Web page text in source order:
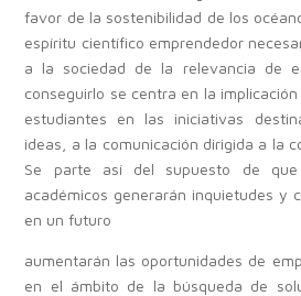
favor de la sostenibilidad de los
espíritu científico emprendedor
a la sociedad de la relevancia de
conseguirlo se centra en la
estudiantes en las iniciativas
ideas, a la comunicación dirigida a la
Se parte así del supuesto de
académicos generarán inquietudes y
en un futuro
aumentarán las oportunidades de
en el ámbito de la búsqueda de